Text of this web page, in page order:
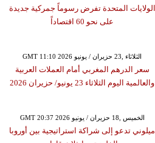
الولايات المتحدة تفرض رسوماً جمركية جديدة
على نحو 60 اقتصاداً
GMT 11:10 2026 الثلاثاء ,23 حزيران / يونيو
سعر الدرهم المغربي أمام العملات العربية
والعالمية اليوم الثلاثاء 23 يونيو/ حزيران 2026
GMT 20:37 2026 الخميس ,18 حزيران / يونيو
ميلوني تدعو إلى شراكة استراتيجية بين أوروبا